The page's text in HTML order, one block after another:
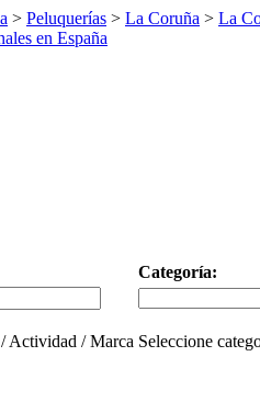
> Peluquerías > La Coruña > La
Categoría:
Actividad / Marca Seleccione